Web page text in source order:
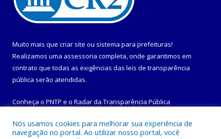
Muito mais que criar site ou sistema para prefeituras!
Realizamos uma assessoria completa, onde garantimos em
contrato que todas as exigências das leis de transparência
pública serão atendidas.
Conheça o PNTP e o Radar da Transparência Pública
Nós usamos cookies para melhorar sua experiência de
navegação no portal. Ao utilizar nosso portal, você